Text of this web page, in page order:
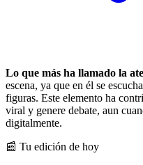
Lo que más ha llamado la
escena, ya que en él se
figuras. Este elemento ha
viral y genere debate, aun
digitalmente.
📰 Tu edición de hoy